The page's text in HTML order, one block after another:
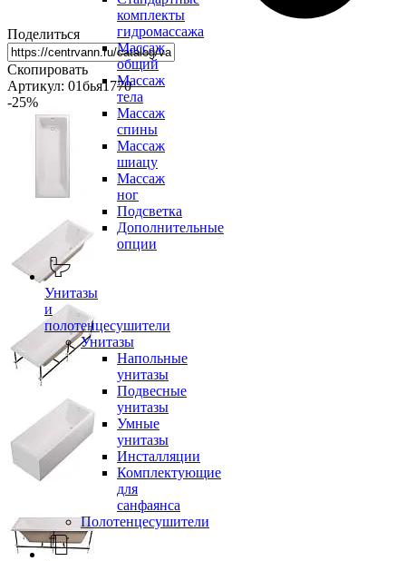
комплекты
гидромассажа
Массаж
общий
Массаж
тела
Массаж
спины
Массаж
шиацу
Массаж
ног
Подсветка
Дополнительные
опции
Унитазы
и
полотенцесушители
Унитазы
Напольные
унитазы
Подвесные
унитазы
Умные
унитазы
Инсталляции
Комплектующие
для
санфаянса
Полотенцесушители
Поделиться
Скопировать
Артикул: 01бья1770
-25%